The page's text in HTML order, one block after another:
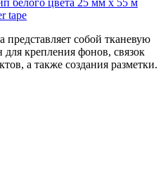
tape
собой тканевую
крепления фонов, связок
а также создания разметки.